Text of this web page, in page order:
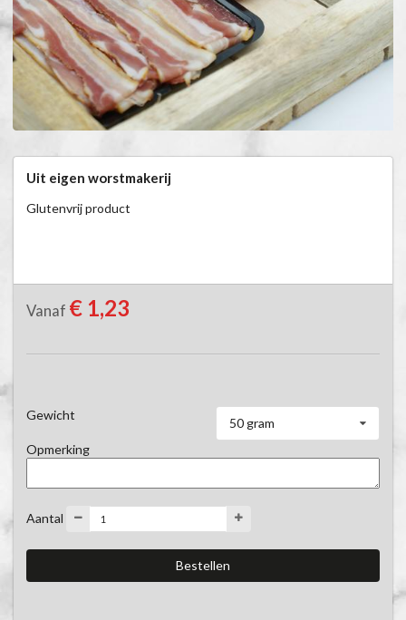
Uit eigen worstmakerij
Glutenvrij product
Vanaf € 1,23
Gewicht
50 gram
Opmerking
Aantal